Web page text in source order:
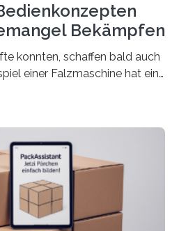
Bekämpfen
konnten, schaffen bald auch
einer Falzmaschine hat ein
so sehr vereinfacht,
lässt sich auf alle
Eine Falzmaschine
echte Profis. Eine solche
Broschüren, Prospekte,
– mehrere Zehntausend
nach Maschinentyp und